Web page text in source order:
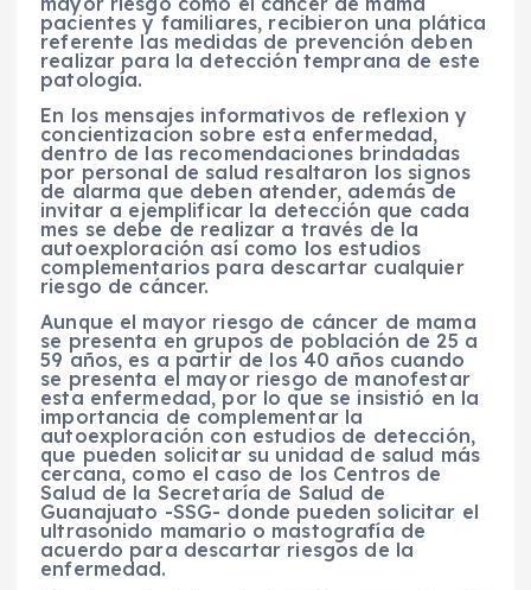
pacientes y familiares, recibieron una plática
referente las medidas de prevención deben
realizar para la detección temprana de este
patología.
En los mensajes informativos de reflexion y
concientizacion sobre esta enfermedad,
dentro de las recomendaciones brindadas
por personal de salud resaltaron los signos
de alarma que deben atender, además de
invitar a ejemplificar la detección que cada
mes se debe de realizar a través de la
autoexploración así como los estudios
complementarios para descartar cualquier
riesgo de cáncer.
Aunque el mayor riesgo de cáncer de mama
se presenta en grupos de población de 25 a
59 años, es a partir de los 40 años cuando
se presenta el mayor riesgo de manofestar
esta enfermedad, por lo que se insistió en la
importancia de complementar la
autoexploración con estudios de detección,
que pueden solicitar su unidad de salud más
cercana, como el caso de los Centros de
Salud de la Secretaría de Salud de
Guanajuato -SSG- donde pueden solicitar el
ultrasonido mamario o mastografía de
acuerdo para descartar riesgos de la
enfermedad.